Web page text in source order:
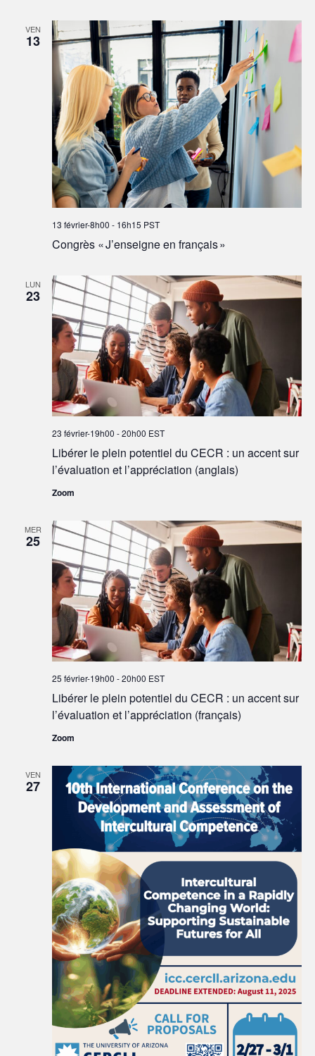
VEN
13
Congrès « J’enseigne en français »
13 février-8h00 - 16h15 PST
LUN
23
Libérer le plein potentiel du CECR : un accent sur
l’évaluation et l’appréciation (anglais)
23 février-19h00 -20h00 EST
Zoom
MER
25
Libérer le plein potentiel du CECR : un accent sur
l’évaluation et l’appréciation (français)
25 février-19h00 -20h00 EST
Zoom
VEN
27